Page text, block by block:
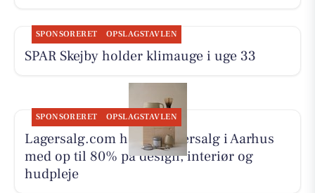
SPONSORERET OPSLAGSTAVLEN
SPAR Skejby holder klimauge i uge 33
SPONSORERET OPSLAGSTAVLEN
Lagersalg.com holder lagersalg i Aarhus
med op til 80% på design, interiør og
hudpleje